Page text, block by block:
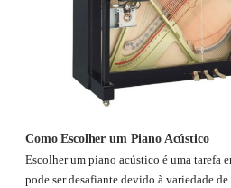
Como Escolher um Piano Acústico
Escolher um piano acústico é uma tarefa
pode ser desafiante devido à variedade